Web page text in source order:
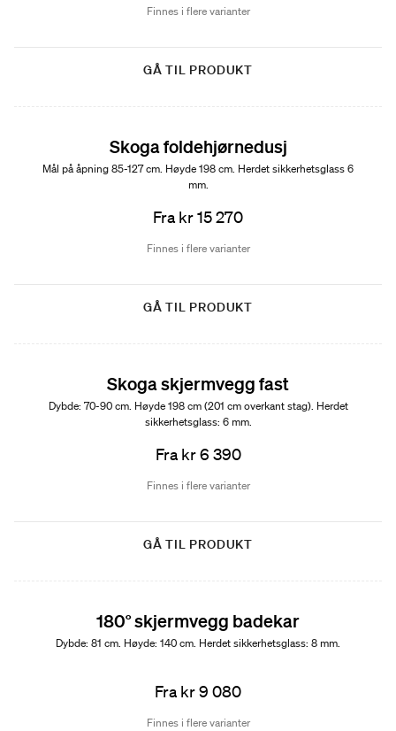
Finnes i flere varianter
GÅ TIL PRODUKT
Skoga foldehjørnedusj
Mål på åpning 85-127 cm. Høyde 198 cm. Herdet sikkerhetsglass 6
mm.
Fra kr 15 270
Finnes i flere varianter
GÅ TIL PRODUKT
Skoga skjermvegg fast
Dybde: 70-90 cm. Høyde 198 cm (201 cm overkant stag). Herdet
sikkerhetsglass: 6 mm.
Fra kr 6 390
Finnes i flere varianter
GÅ TIL PRODUKT
180° skjermvegg badekar
Dybde: 81 cm. Høyde: 140 cm. Herdet sikkerhetsglass: 8 mm.
Fra kr 9 080
Finnes i flere varianter